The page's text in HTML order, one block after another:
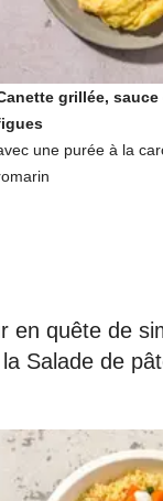
grillée,
une purée à la
en quête de
Salade de